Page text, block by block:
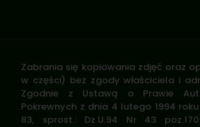
Zabrania się kopiowania zdjęć oraz
w części) bez zgody właściciela i
Zgodnie z Ustawą o Prawie
Pokrewnych z dnia 4 lutego 1994
83, sprost.: Dz.U.94 Nr 43